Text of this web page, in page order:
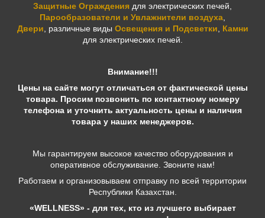
Защитные Ограждения для электрических печей,
Парообразователи и Увлажнители воздуха
Двери
различные виды Освещения и Подсветки
Камни
для электрических печей.
Внимание!!!
Цены на сайте могут отличаться от фактической цены
товара. Просим позвонить по контактному номеру
телефона и уточнить актуальность цены и наличия
товара у наших менеджеров.
Мы гарантируем высокое качество оборудования и
оперативное обслуживание. Звоните нам!
Работаем и организовываем отправку по всей территории
Республики Казахстан.
«WELLNESS» - для тех, кто из лучшего выбирает